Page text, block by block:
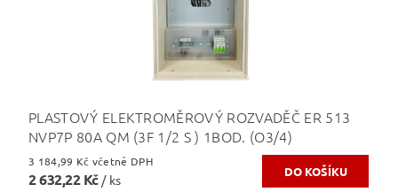
PLASTOVÝ ELEKTROMĚROVÝ ROZVADĚČ ER 513
NVP7P 80A QM (3F 1/2 S ) 1BOD. (O3/4)
3 184,99 Kč včetně DPH
2 632,22 Kč/ ks